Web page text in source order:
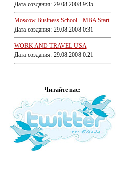
Дата создания: 29.08.2008 9:35
Moscow Business School - MBA Start
Дата создания: 29.08.2008 0:31
WORK AND TRAVEL USA
Дата создания: 29.08.2008 0:21
Читайте нас: